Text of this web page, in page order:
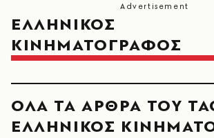
ΕΛΛΗΝΙΚΟΣ
ΚΙΝΗΜΑΤΟΓΡΑΦΟΣ
ΟΛΑ ΤΑ ΑΡΘΡΑ ΤΟΥ
ΕΛΛΗΝΙΚΟΣ